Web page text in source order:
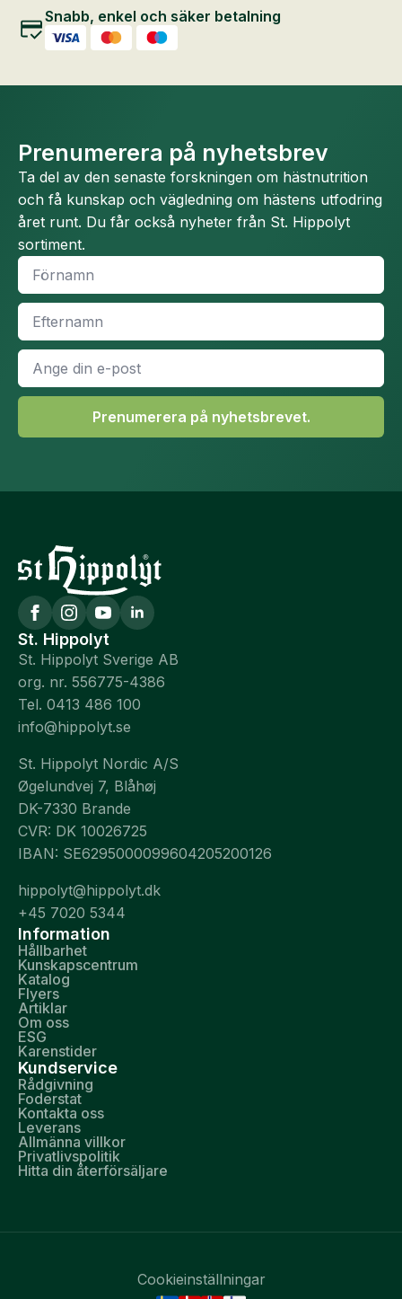
Snabb, enkel och säker betalning
Prenumerera på nyhetsbrev
Ta del av den senaste forskningen om hästnutrition
och få kunskap och vägledning om hästens utfodring
året runt. Du får också nyheter från St. Hippolyt
sortiment.
Namn
Efternamn
E-
post
*
Prenumerera på nyhetsbrevet.
St. Hippolyt
St. Hippolyt Sverige AB
org. nr. 556775-4386
Tel. 0413 486 100
info@hippolyt.se
St. Hippolyt Nordic A/S
Øgelundvej 7, Blåhøj
DK-7330 Brande
CVR: DK 10026725
IBAN: SE6295000099604205200126
hippolyt@hippolyt.dk
+45 7020 5344
Information
Hållbarhet
Kunskapscentrum
Katalog
Flyers
Artiklar
Om oss
ESG
Karenstider
Kundservice
Rådgivning
Foderstat
Kontakta oss
Leverans
Allmänna villkor
Privatlivspolitik
Hitta din återförsäljare
Cookieinställningar